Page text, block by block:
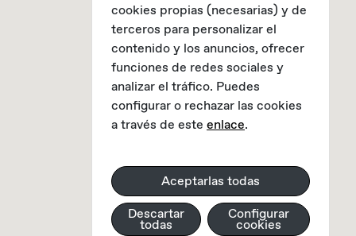
cookies propias (necesarias) y de
terceros para personalizar el
contenido y los anuncios, ofrecer
funciones de redes sociales y
analizar el tráfico. Puedes
configurar o rechazar las cookies
a través de este enlace.
Aceptarlas todas
Descartar
todas
Configurar
cookies